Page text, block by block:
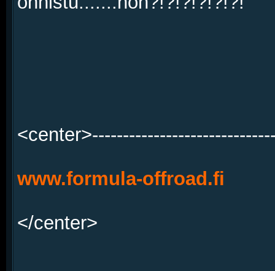
www.formula-offroad.fi
</center>